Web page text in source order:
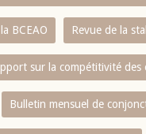
BCEAO Revue de la
sur la compétitivité des
Bulletin mensuel de